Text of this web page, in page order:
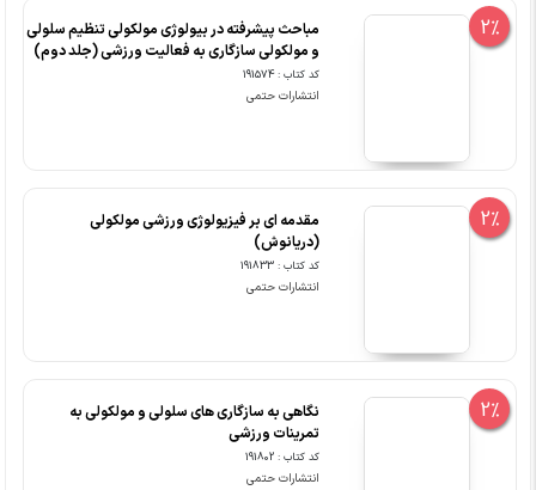
2%
مباحث پیشرفته در بیولوژی مولکولی تنظیم سلولی
و مولکولی سازگاری به فعالیت ورزشی (جلد دوم)
کد کتاب : 191574
انتشارات حتمی
2%
مقدمه ای بر فیزیولوژی ورزشی مولکولی
(دریانوش)
کد کتاب : 191833
انتشارات حتمی
2%
نگاهی به سازگاری های سلولی و مولکولی به
تمرینات ورزشی
کد کتاب : 191802
انتشارات حتمی